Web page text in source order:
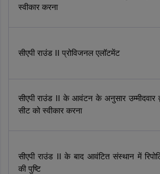
स्वीकार करना
सीएपी राउंड II प्रोविजनल एलॉटमेंट
सीएपी राउंड II के आवंटन के अनुसार उम्मीदवार
सीट को स्वीकार करना
सीएपी राउंड II के बाद आवंटित संस्थान में
की पुष्टि